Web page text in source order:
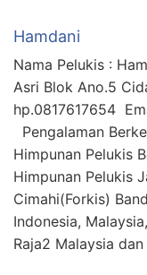
Hamdani
Nama Pelukis :
Asri Blok Ano.5
hp.0817617654
Pengalaman
Himpunan Pelukis
Himpunan Pelukis
Cimahi(Forkis)
Indonesia,
Raja2 Malaysia